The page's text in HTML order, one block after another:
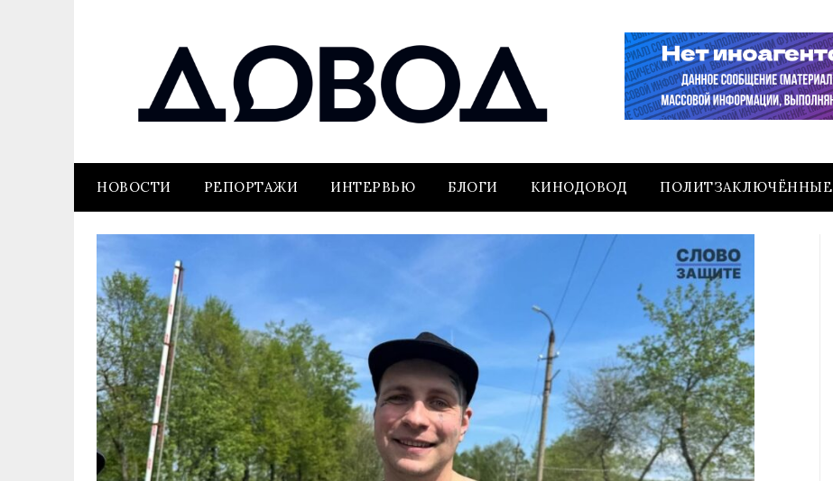
НОВОСТИ РЕПОРТАЖИ ИНТЕРВЬЮ БЛОГИ КИНОДОВОД ПОЛИТЗАКЛЮЧЁННЫЕ